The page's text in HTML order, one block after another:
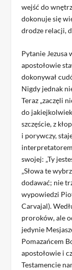
wejść do
dokonuje się
drodze relacji,
Pytanie Jezusa
apostołowie
dokonywał
Nigdy jednak
Teraz „zaczęli
do
szczęście, z
i porywczy,
swojej: „Ty
„Słowa te
dodawać; nie
wypowiedzi
Carvajal).
proroków, ale
jedynie
Pomazańcem
apostołowie i
Testamencie